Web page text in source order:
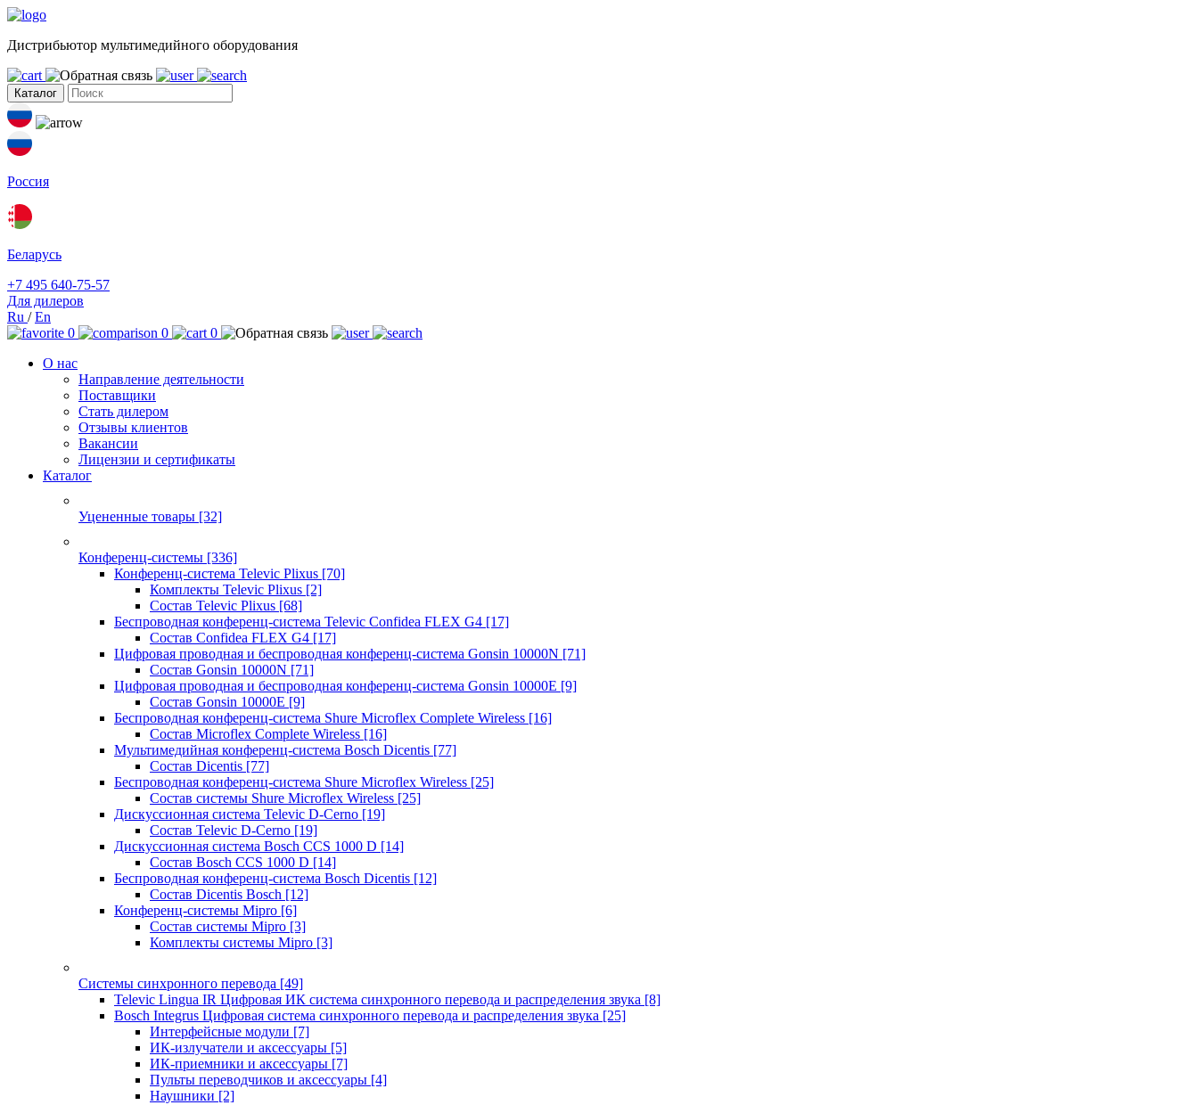
Дистрибьютор мультимедийного оборудования
Каталог
Россия
Беларусь
+7 495 640-75-57
Для дилеров
Ru /En
0
0
0
О нас
Направление деятельности
Поставщики
Стать дилером
Отзывы клиентов
Вакансии
Лицензии и сертификаты
Каталог
Уцененные товары [32]
Конференц-системы [336]
Конференц-система Televic Plixus [70]
Комплекты Televic Plixus [2]
Состав Televic Plixus [68]
Беспроводная конференц-система Televic Confidea FLEX G4 [17]
Состав Confidea FLEX G4 [17]
Цифровая проводная и беспроводная конференц-система Gonsin 10000N [71]
Состав Gonsin 10000N [71]
Цифровая проводная и беспроводная конференц-система Gonsin 10000E [9]
Состав Gonsin 10000E [9]
Беспроводная конференц-система Shure Microflex Complete Wireless [16]
Состав Microflex Complete Wireless [16]
Мультимедийная конференц-система Bosch Dicentis [77]
Состав Dicentis [77]
Беспроводная конференц-система Shure Microflex Wireless [25]
Состав системы Shure Microflex Wireless [25]
Дискуссионная система Televic D-Cerno [19]
Состав Televic D-Cerno [19]
Дискуссионная система Bosch CCS 1000 D [14]
Состав Bosch CCS 1000 D [14]
Беспроводная конференц-система Bosch Dicentis [12]
Состав Dicentis Bosch [12]
Конференц-системы Mipro [6]
Состав системы Mipro [3]
Комплекты системы Mipro [3]
Системы синхронного перевода [49]
Televic Lingua IR Цифровая ИК система синхронного перевода и распределения звука [8]
Bosch Integrus Цифровая система синхронного перевода и распределения звука [25]
Интерфейсные модули [7]
ИК-излучатели и аксессуары [5]
ИК-приемники и аксессуары [7]
Пульты переводчиков и аксессуары [4]
Наушники [2]